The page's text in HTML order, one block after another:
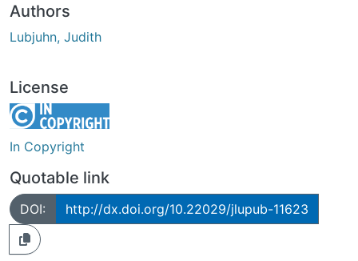
Authors
Lubjuhn, Judith
License
In Copyright
Quotable link
DOI: http://dx.doi.org/10.22029/jlupub-11623